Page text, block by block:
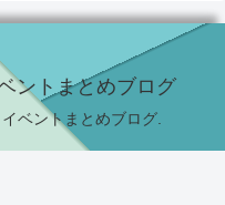
ントまとめブログ
ベントまとめブログ.